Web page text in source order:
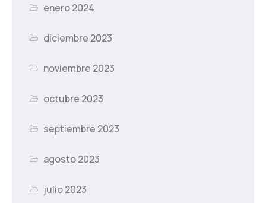
enero 2024
diciembre 2023
noviembre 2023
octubre 2023
septiembre 2023
agosto 2023
julio 2023